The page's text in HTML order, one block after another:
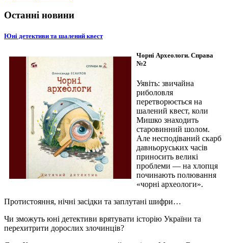
Останні новини
Юні детективи та шалений квест
Чорні Археологи. Справа
№2
Уявіть: звичайна
риболовля
перетворюється на
шалений квест, коли
Мишко знаходить
старовинний шолом.
Але несподіваний скарб
давньоруських часів
приносить великі
проблеми — на хлопця
починають полювання
«чорні археологи».
Протистояння, нічні засідки та заплутані шифри…
Чи зможуть юні детективи врятувати історію України та
перехитрити дорослих злочинців?